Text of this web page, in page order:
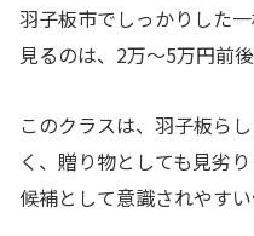
羽子板市でしっかりした
見るのは、2万〜5万円前後
このクラスは、羽子板ら
く、贈り物としても見劣
候補として意識されやすい